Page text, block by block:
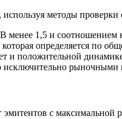
используя методы
менее 1,5 и соотношением
определяется по
и положительной
исключительно
с